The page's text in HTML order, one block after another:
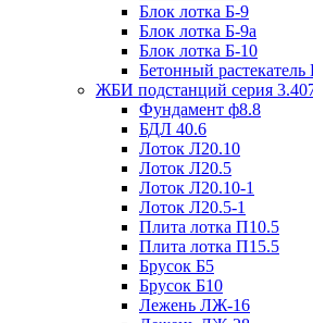
Блок лотка Б-9
Блок лотка Б-9а
Блок лотка Б-10
Бетонный растекатель
ЖБИ подстанций серия
Фундамент ф8.8
БДЛ 40.6
Лоток Л20.10
Лоток Л20.5
Лоток Л20.10-1
Лоток Л20.5-1
Плита лотка П10.5
Плита лотка П15.5
Брусок Б5
Брусок Б10
Лежень ЛЖ-16